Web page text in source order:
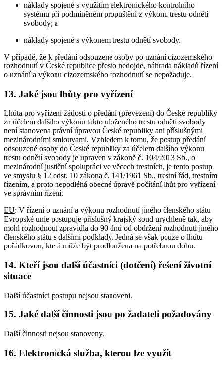
náklady spojené s využitím elektronického kontrolního
systému při podmíněném propuštění z výkonu trestu odnětí
svobody; a
náklady spojené s výkonem trestu odnětí svobody.
V případě, že k předání odsouzené osoby po uznání cizozemského
rozhodnutí v České republice přesto nedojde, náhrada nákladů řízení
o uznání a výkonu cizozemského rozhodnutí se nepožaduje.
13. Jaké jsou lhůty pro vyřízení
Lhůta pro vyřízení žádosti o předání (převezení) do České republiky
za účelem dalšího výkonu takto uloženého trestu odnětí svobody
není stanovena právní úpravou České republiky ani příslušnými
mezinárodními smlouvami. Vzhledem k tomu, že postup předání
odsouzené osoby do České republiky za účelem dalšího výkonu
trestu odnětí svobody je upraven v zákoně č. 104/2013 Sb., o
mezinárodní justiční spolupráci ve věcech trestních, je tento postup
ve smyslu § 12 odst. 10 zákona č. 141/1961 Sb., trestní řád, trestním
řízením, a proto nepodléhá obecné úpravě počítání lhůt pro vyřízení
ve správním řízení.
EU: V řízení o uznání a výkonu rozhodnutí jiného členského státu
Evropské unie postupuje příslušný krajský soud urychleně tak, aby
mohl rozhodnout zpravidla do 90 dnů od obdržení rozhodnutí jiného
členského státu s dalšími podklady. Jedná se však pouze o lhůtu
pořádkovou, která může být prodloužena na potřebnou dobu.
14. Kteří jsou další účastníci (dotčení) řešení životní
situace
Další účastníci postupu nejsou stanoveni.
15. Jaké další činnosti jsou po žadateli požadovány
Další činnosti nejsou stanoveny.
16. Elektronická služba, kterou lze využít